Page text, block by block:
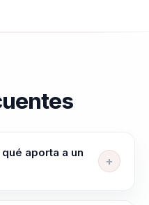
aporta a un